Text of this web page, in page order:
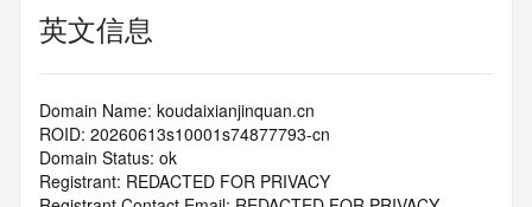
英文信息
Domain Name: koudaixianjinquan.cn
ROID: 20260613s10001s74877793-cn
Domain Status: ok
Registrant: REDACTED FOR PRIVACY